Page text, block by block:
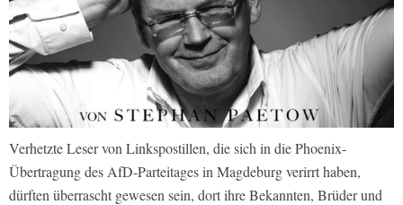
Verhetzte Leser von Linkspostillen, die sich in die Phoenix-
Übertragung des AfD-Parteitages in Magdeburg verirrt haben,
dürften überrascht gewesen sein, dort ihre Bekannten, Brüder und